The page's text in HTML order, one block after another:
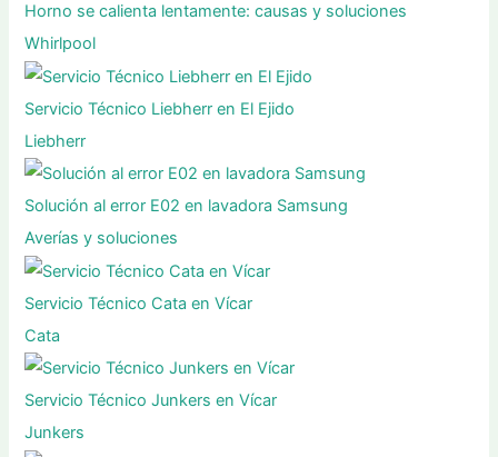
Horno se calienta lentamente: causas y soluciones
Whirlpool
Servicio Técnico Liebherr en El Ejido
Liebherr
Solución al error E02 en lavadora Samsung
Averías y soluciones
Servicio Técnico Cata en Vícar
Cata
Servicio Técnico Junkers en Vícar
Junkers